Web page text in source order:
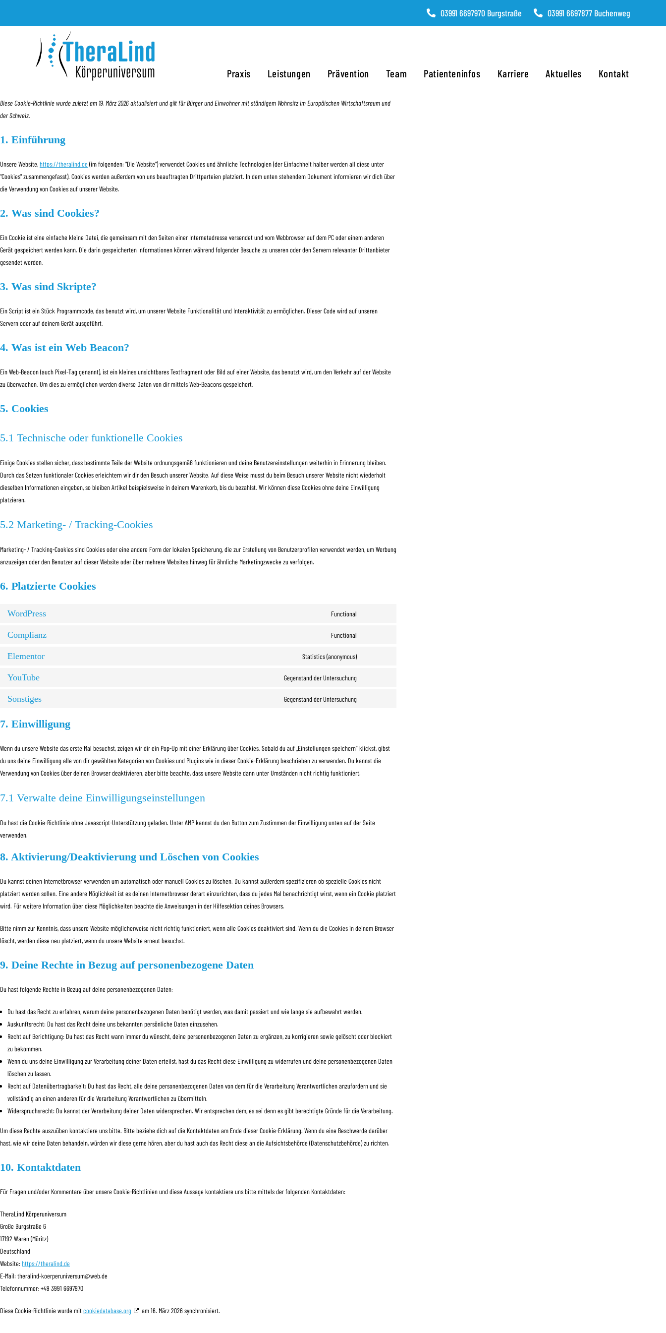
03991 6697970 Burgstraße 03991 6697877 Buchenweg
Praxis Leistungen Prävention Team Patienteninfos Karriere Aktuelles Kontakt
Diese Cookie-Richtlinie wurde zuletzt am 19. März 2026 aktualisiert und gilt für Bürger und Einwohner mit ständigem Wohnsitz im Europäischen Wirtschaftsraum und
der Schweiz.
1. Einführung
Unsere Website,https://theralind.de (im folgenden: "Die Website") verwendet Cookies und ähnliche Technologien (der Einfachheit halber werden all diese unter
"Cookies" zusammengefasst). Cookies werden außerdem von uns beauftragten Drittparteien platziert. In dem unten stehendem Dokument informieren wir dich über
die Verwendung von Cookies auf unserer Website.
2. Was sind Cookies?
Ein Cookie ist eine einfache kleine Datei, die gemeinsam mit den Seiten einer Internetadresse versendet und vom Webbrowser auf dem PC oder einem anderen
Gerät gespeichert werden kann. Die darin gespeicherten Informationen können während folgender Besuche zu unseren oder den Servern relevanter Drittanbieter
gesendet werden.
3. Was sind Skripte?
Ein Script ist ein Stück Programmcode, das benutzt wird, um unserer Website Funktionalität und Interaktivität zu ermöglichen. Dieser Code wird auf unseren
Servern oder auf deinem Gerät ausgeführt.
4. Was ist ein Web Beacon?
Ein Web-Beacon (auch Pixel-Tag genannt), ist ein kleines unsichtbares Textfragment oder Bild auf einer Website, das benutzt wird, um den Verkehr auf der Website
zu überwachen. Um dies zu ermöglichen werden diverse Daten von dir mittels Web-Beacons gespeichert.
5. Cookies
5.1 Technische oder funktionelle Cookies
Einige Cookies stellen sicher, dass bestimmte Teile der Website ordnungsgemäß funktionieren und deine Benutzereinstellungen weiterhin in Erinnerung bleiben.
Durch das Setzen funktionaler Cookies erleichtern wir dir den Besuch unserer Website. Auf diese Weise musst du beim Besuch unserer Website nicht wiederholt
dieselben Informationen eingeben, so bleiben Artikel beispielsweise in deinem Warenkorb, bis du bezahlst. Wir können diese Cookies ohne deine Einwilligung
platzieren.
5.2 Marketing- / Tracking-Cookies
Marketing- / Tracking-Cookies sind Cookies oder eine andere Form der lokalen Speicherung, die zur Erstellung von Benutzerprofilen verwendet werden, um Werbung
anzuzeigen oder den Benutzer auf dieser Website oder über mehrere Websites hinweg für ähnliche Marketingzwecke zu verfolgen.
6. Platzierte Cookies
WordPress Functional
Complianz Functional
Elementor Statistics (anonymous)
YouTube Gegenstand der Untersuchung
Sonstiges Gegenstand der Untersuchung
7. Einwilligung
Wenn du unsere Website das erste Mal besuchst, zeigen wir dir ein Pop-Up mit einer Erklärung über Cookies. Sobald du auf „Einstellungen speichern“ klickst, gibst
du uns deine Einwilligung alle von dir gewählten Kategorien von Cookies und Plugins wie in dieser Cookie-Erklärung beschrieben zu verwenden. Du kannst die
Verwendung von Cookies über deinen Browser deaktivieren, aber bitte beachte, dass unsere Website dann unter Umständen nicht richtig funktioniert.
7.1 Verwalte deine Einwilligungseinstellungen
Du hast die Cookie-Richtlinie ohne Javascript-Unterstützung geladen. Unter AMP kannst du den Button zum Zustimmen der Einwilligung unten auf der Seite
verwenden.
8. Aktivierung/Deaktivierung und Löschen von Cookies
Du kannst deinen Internetbrowser verwenden um automatisch oder manuell Cookies zu löschen. Du kannst außerdem spezifizieren ob spezielle Cookies nicht
platziert werden sollen. Eine andere Möglichkeit ist es deinen Internetbrowser derart einzurichten, dass du jedes Mal benachrichtigt wirst, wenn ein Cookie platziert
wird. Für weitere Information über diese Möglichkeiten beachte die Anweisungen in der Hilfesektion deines Browsers.
Bitte nimm zur Kenntnis, dass unsere Website möglicherweise nicht richtig funktioniert, wenn alle Cookies deaktiviert sind. Wenn du die Cookies in deinem Browser
löscht, werden diese neu platziert, wenn du unsere Website erneut besuchst.
9. Deine Rechte in Bezug auf personenbezogene Daten
Du hast folgende Rechte in Bezug auf deine personenbezogenen Daten:
Du hast das Recht zu erfahren, warum deine personenbezogenen Daten benötigt werden, was damit passiert und wie lange sie aufbewahrt werden.
Auskunftsrecht: Du hast das Recht deine uns bekannten persönliche Daten einzusehen.
Recht auf Berichtigung: Du hast das Recht wann immer du wünscht, deine personenbezogenen Daten zu ergänzen, zu korrigieren sowie gelöscht oder blockiert
zu bekommen.
Wenn du uns deine Einwilligung zur Verarbeitung deiner Daten erteilst, hast du das Recht diese Einwilligung zu widerrufen und deine personenbezogenen Daten
löschen zu lassen.
Recht auf Datenübertragbarkeit: Du hast das Recht, alle deine personenbezogenen Daten von dem für die Verarbeitung Verantwortlichen anzufordern und sie
vollständig an einen anderen für die Verarbeitung Verantwortlichen zu übermitteln.
Widerspruchsrecht: Du kannst der Verarbeitung deiner Daten widersprechen. Wir entsprechen dem, es sei denn es gibt berechtigte Gründe für die Verarbeitung.
Um diese Rechte auszuüben kontaktiere uns bitte. Bitte beziehe dich auf die Kontaktdaten am Ende dieser Cookie-Erklärung. Wenn du eine Beschwerde darüber
hast, wie wir deine Daten behandeln, würden wir diese gerne hören, aber du hast auch das Recht diese an die Aufsichtsbehörde (Datenschutzbehörde) zu richten.
10. Kontaktdaten
Für Fragen und/oder Kommentare über unsere Cookie-Richtlinien und diese Aussage kontaktiere uns bitte mittels der folgenden Kontaktdaten:
TheraLind Körperuniversum
Große Burgstraße 6
17192 Waren (Müritz)
Deutschland
Website:https://theralind.de
E-Mail:theralind-koerperuniversum@web.de
Telefonnummer: +49 3991 6697970
Diese Cookie-Richtlinie wurde mitcookiedatabase.org am 16. März 2026 synchronisiert.